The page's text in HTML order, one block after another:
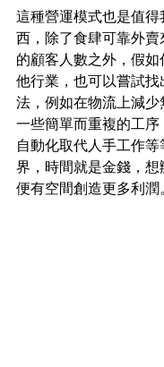
這種營運模式也是值得
西，除了食肆可靠外
的顧客人數之外，假
他行業，也可以嘗試
法，例如在物流上減
一些簡單而重複的工
自動化取代人手工作
界，時間就是金錢，想
便有空間創造更多利潤